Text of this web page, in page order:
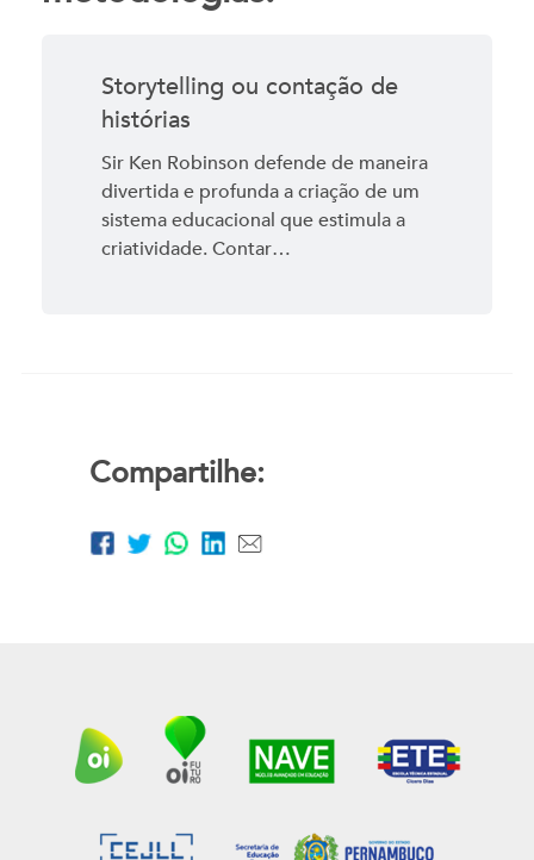
Storytelling ou contação de
histórias
Sir Ken Robinson defende de maneira
divertida e profunda a criação de um
sistema educacional que estimula a
criatividade. Contar…
Compartilhe: